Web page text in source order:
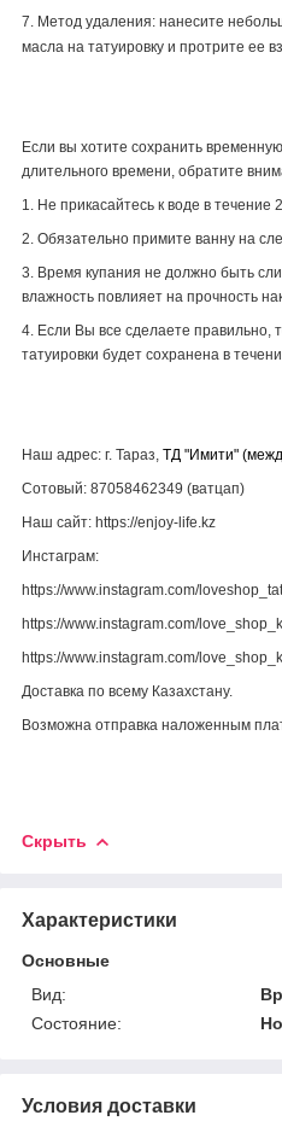
7. Метод удаления: нанесите
масла на татуировку и протрите ее
Если вы хотите сохранить
длительного времени, обратите
1. Не прикасайтесь к воде в течение
2. Обязательно примите ванну на
3. Время купания не должно быть
влажность повлияет на прочность
4. Если Вы все сделаете правильно,
татуировки будет сохранена в
Наш адрес: г. Тараз, ТД "Имити"
Сотовый: 87058462349 (ватцап)
Наш сайт: https://enjoy-life.kz
Инстаграм:
https://www.instagram.com/
https://www.instagram.com/
https://www.instagram.com/
Доставка по всему Казахстану.
Возможна отправка наложенным
Скрыть
Характеристики
Основные
Вид:
Состояние:
Условия доставки